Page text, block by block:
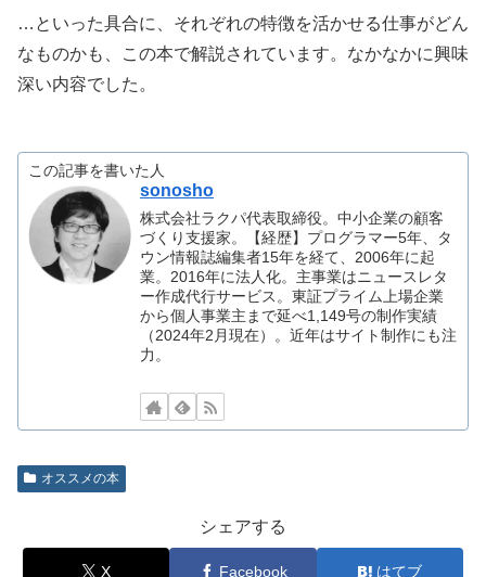
…といった具合に、それぞれの特徴を活かせる仕事がどん
なものかも、この本で解説されています。なかなかに興味
深い内容でした。
この記事を書いた人
sonosho
株式会社ラクパ代表取締役。中小企業の顧客
づくり支援家。【経歴】プログラマー5年、タ
ウン情報誌編集者15年を経て、2006年に起
業。2016年に法人化。主事業はニュースレタ
ー作成代行サービス。東証プライム上場企業
から個人事業主まで延べ1,149号の制作実績
（2024年2月現在）。近年はサイト制作にも注
力。
オススメの本
シェアする
X Facebook はてブ